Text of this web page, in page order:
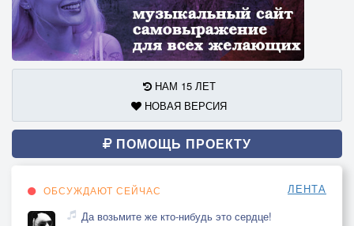
НАМ 15 ЛЕТ
НОВАЯ ВЕРСИЯ
ПОМОЩЬ ПРОЕКТУ
ОБСУЖДАЮТ СЕЙЧАС ЛЕНТА
Да возьмите же кто-нибудь это сердце!